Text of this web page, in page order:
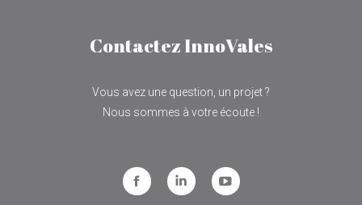
Contactez InnoVales
Vous avez une question, un projet ?
Nous sommes à votre écoute !
FacebookLinkedInYouTube